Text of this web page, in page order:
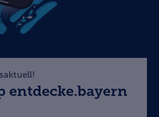
entdecke.bayern